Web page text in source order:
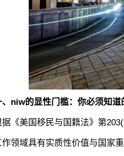
niw的显性门槛：你必须知道
美国移民与国籍法》第
域具有实质性价值与国家重